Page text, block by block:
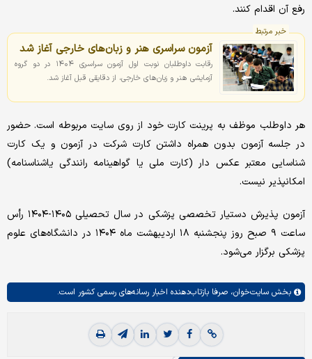
رفع آن اقدام کنند.
خبر مرتبط
آزمون سراسری هنر و زبان‌های خارجی آغاز شد
رقابت داوطلبان نوبت اول آزمون سراسری ۱۴۰۴ در دو گروه‌
آزمایشی هنر و زبان‌های خارجی، از دقایقی قبل آغاز شد.
هر داوطلب موظف به پرینت کارت خود از روی سایت مربوطه است. حضور
در جلسه آزمون بدون همراه داشتن کارت شرکت در آزمون و یک کارت
شناسایی معتبر عکس دار (کارت ملی یا گواهینامه رانندگی یاشناسنامه)
امکانپذیر نیست.
آزمون پذیرش دستیار تخصصی پزشکی در سال تحصیلی ۱۴۰۵-۱۴۰۴ رأس
ساعت ۹ صبح روز پنجشنبه ۱۸ اردیبهشت ماه ۱۴۰۴ در دانشگاه‌های علوم
پزشکی برگزار می‌شود.
بخش سایت‌خوان، صرفا بازتاب‌دهنده اخبار رسانه‌های رسمی کشور است.